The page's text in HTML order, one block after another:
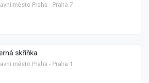
město Praha - Praha 7
skříňka
město Praha - Praha 1